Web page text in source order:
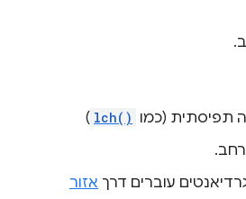
תפיסתית (כמו lch()
)
רחב.
עוברים דרך אזור